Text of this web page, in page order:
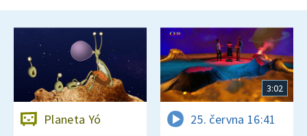
Planeta Yó
3:02
25. června 16:41